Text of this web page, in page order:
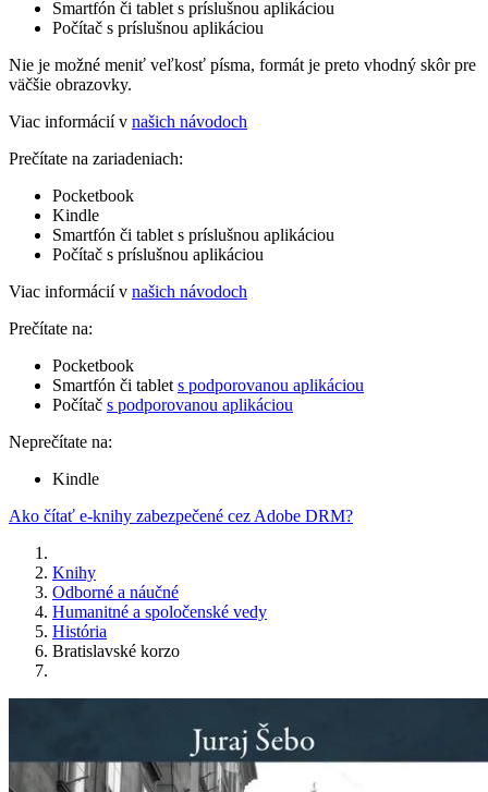
Smartfón či tablet s príslušnou aplikáciou
Počítač s príslušnou aplikáciou
Nie je možné meniť veľkosť písma, formát je preto vhodný skôr pre
väčšie obrazovky.
Viac informácií v našich návodoch
Prečítate na zariadeniach:
Pocketbook
Kindle
Smartfón či tablet s príslušnou aplikáciou
Počítač s príslušnou aplikáciou
Viac informácií v našich návodoch
Prečítate na:
Pocketbook
Smartfón či tablet s podporovanou aplikáciou
Počítač s podporovanou aplikáciou
Neprečítate na:
Kindle
Ako čítať e-knihy zabezpečené cez Adobe DRM?
Knihy
Odborné a náučné
Humanitné a spoločenské vedy
História
Bratislavské korzo